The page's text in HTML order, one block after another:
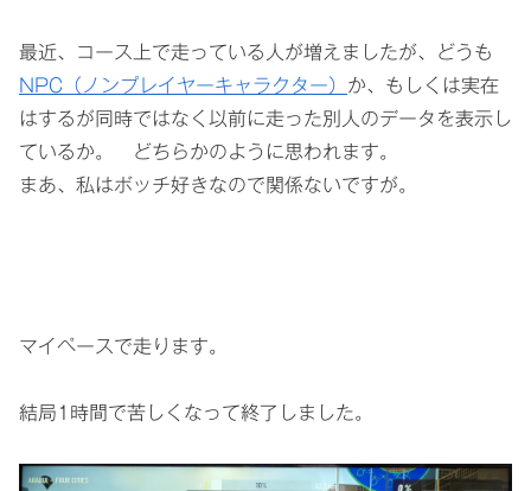
最近、コース上で走っている人が増えましたが、どうも
NPC（ノンプレイヤーキャラクター） か、もしくは実在
はするが同時ではなく以前に走った別人のデータを表示し
ているか。 どちらかのように思われます。
まあ、私はボッチ好きなので関係ないですが。
マイペースで走ります。
結局1時間で苦しくなって終了しました。